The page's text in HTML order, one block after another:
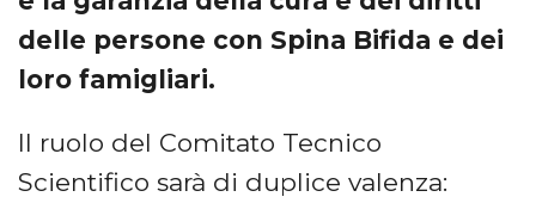
delle persone con Spina Bifida e dei
loro famigliari.
Il ruolo del Comitato Tecnico
Scientifico sarà di duplice valenza: